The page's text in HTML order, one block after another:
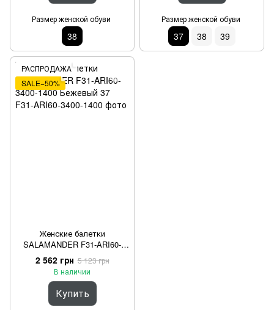
Размер женской обуви
38
Размер женской обуви
37 38 39
РАСПРОДАЖА
SALE−50%
Женские балетки
SALAMANDER F31-ARI60-
3400-1400 Бежевый 37
2 562 грн 5 123 грн
В наличии
Купить